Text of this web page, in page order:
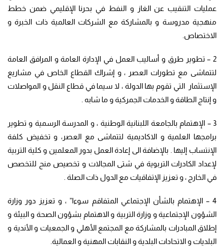
عمليات التنقيب عن الغاز و النفط في بحرنا الإقليمي ضمن خطط
منهجية مدروسة و بالمشاركة مع الشركات العالمية ذات الخبرة و
الاختصاص.
2 – تطوير طرق و أساليب العمل في الإدارة العامة و المرافق العامة
لتتماشى مع تطورات العصر ، و إشراك القطاع الخاص في مشاريع
الإستثمار التي تقوم بها الدولة ، لا سيما في قطاع النقل و المواصلات
و إنتاج الطاقة و الخدمات الجمركية و ما شابه .
3 – الإهتمام بالجامعة اللبنانية الوطنية ، و المدرسة الرسمية و تطوير
برامجها العلمية و الاكاديمية لتتماشى مع العصر، و تخفيض كلفة
الإنتساب إليها . بالإضافة الى إعادة العمل بدور المعلمين و كلية التربية
لإعداد الكادرات التربوية في شتى المجالات و تخصيص منح للتخصص
في الخارج ، و تعزيز الإتفاقيات مع الدول ذات الصلة .
4 – الإهتمام بالشأن الإجتماعي المتفاقم سوءا” ، و تعزيز دور وزارة
الشؤون الإجتماعية و وزارة التربية و الاهتمام بشؤون الصحة و البيئة و
إطلاق المبادرات بالمشاركة مع المجتمع الأهلي و الجمعيات و الأندية و
البلديات و الاتحادات البلدية و النقابات المهنية و العمالية.